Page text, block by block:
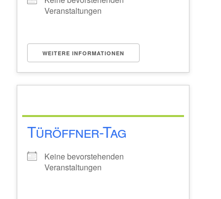
Veranstaltungen
WEITERE INFORMATIONEN
Türöffner-Tag
Keine bevorstehenden
Veranstaltungen